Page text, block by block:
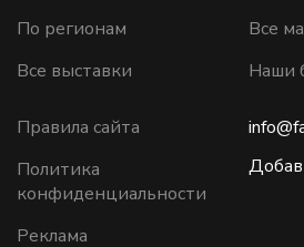
По регионам
Все выставки
Все
Наши
Правила сайта
Политика
конфиденциальности
Реклама